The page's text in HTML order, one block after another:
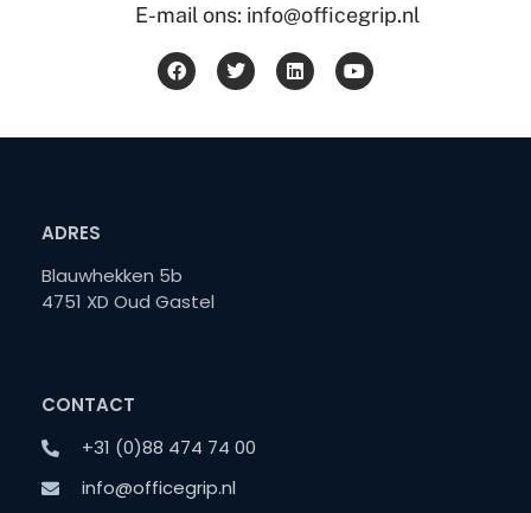
E-mail ons: info@officegrip.nl
ADRES
Blauwhekken 5b
4751 XD Oud Gastel
CONTACT
+31 (0)88 474 74 00
info@officegrip.nl